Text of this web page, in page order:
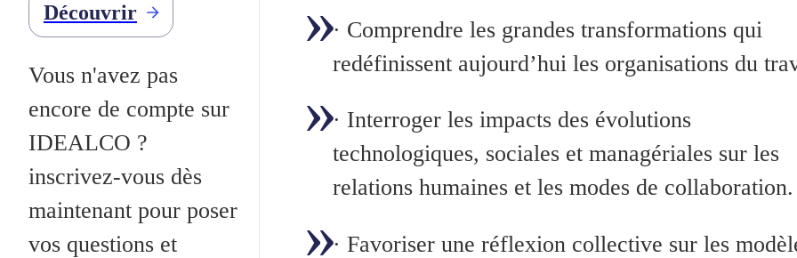
Découvrir
Vous n'avez pas
encore de compte sur
IDEALCO ?
inscrivez-vous dès
maintenant pour poser
vos questions et
· Comprendre les grandes transformations qui
redéfinissent aujourd’hui les organisations du
· Interroger les impacts des évolutions
technologiques, sociales et managériales sur les
relations humaines et les modes de collaboration.
· Favoriser une réflexion collective sur les